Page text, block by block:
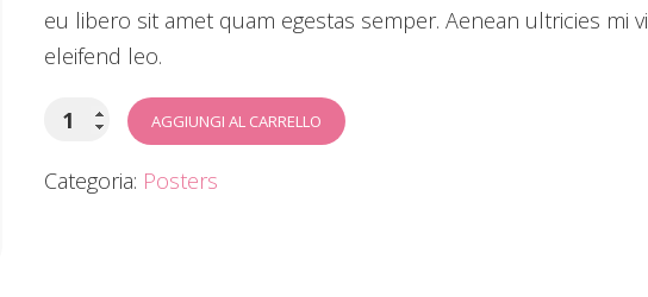
eu libero sit amet quam egestas semper. Aenean ultricies mi
eleifend leo.
AGGIUNGI AL CARRELLO
Categoria: Posters